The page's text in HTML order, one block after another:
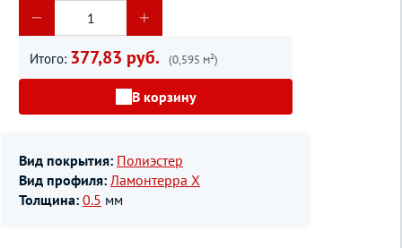
Итого: 377,83 руб. (0,595 м²)
В корзину
Вид покрытия: Полиэстер
Вид профиля: Ламонтерра Х
Толщина: 0.5 мм